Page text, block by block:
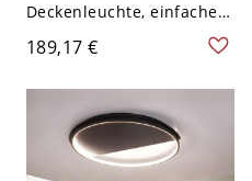
Deckenleuchte, einfache
Metall-LED-Deckenleuchte
- 59,69 cm Schwarz Kein
polares Dimmen 110V-
189,17 €